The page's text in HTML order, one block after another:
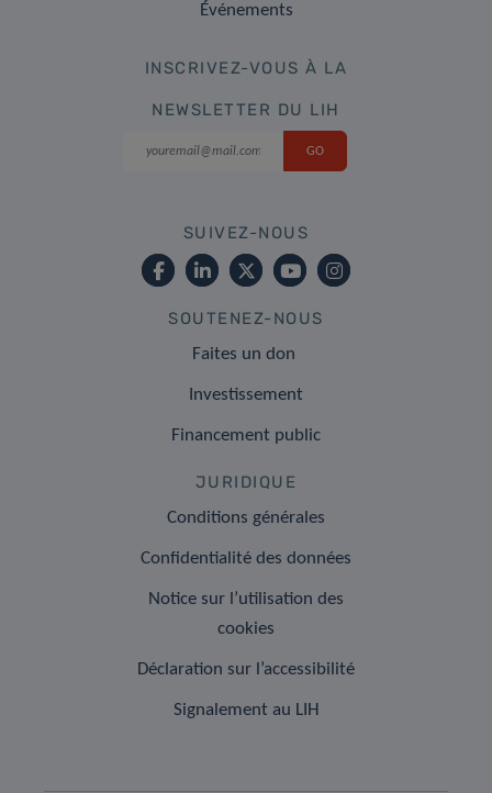
Événements
INSCRIVEZ-VOUS À LA
NEWSLETTER DU LIH
SUIVEZ-NOUS
SOUTENEZ-NOUS
Faites un don
Investissement
Financement public
JURIDIQUE
Conditions générales
Confidentialité des données
Notice sur l’utilisation des
cookies
Déclaration sur l’accessibilité
Signalement au LIH